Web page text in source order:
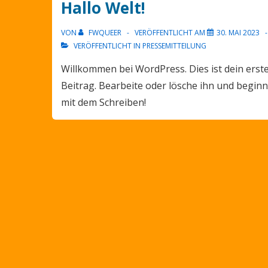
Hallo Welt!
VON FWQUEER VERÖFFENTLICHT AM
30. MAI 2023
VERÖFFENTLICHT IN PRESSEMITTEILUNG
Willkommen bei WordPress. Dies ist dein
Beitrag. Bearbeite oder lösche ihn und
mit dem Schreiben!